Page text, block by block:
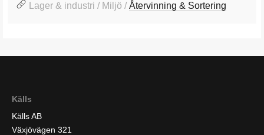
Lager & industri / Miljö /Återvinning & Sortering
Källs
Källs AB
Växjövägen 321